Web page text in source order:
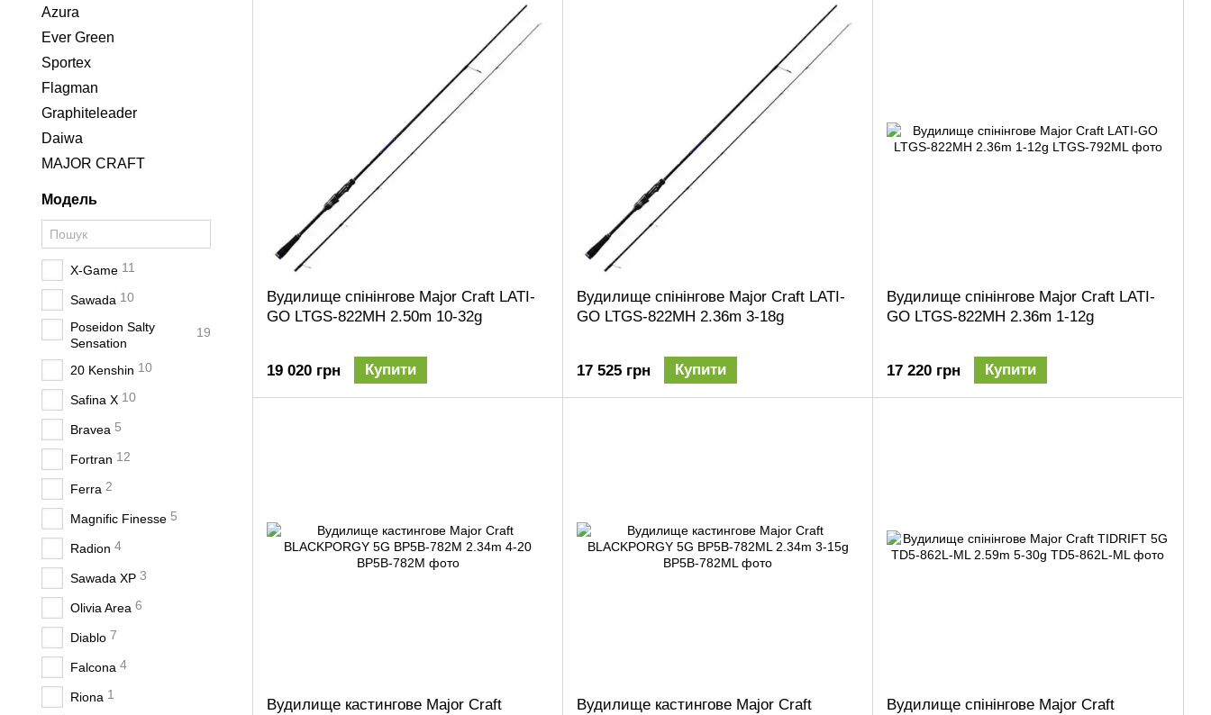
Вудилище спінінгове Major Craft LATI-
GO LTGS-822MH 2.50m 10-32g
19 020 грн Купити
Вудилище спінінгове Major Craft LATI-
GO LTGS-822MH 2.36m 3-18g
17 525 грн Купити
Вудилище спінінгове Major Craft LATI-
GO LTGS-822MH 2.36m 1-12g
17 220 грн Купити
Вудилище кастингове Major Craft
Вудилище кастингове Major Craft
Вудилище спінінгове Major Craft
Azura
Ever Green
Sportex
Flagman
Graphiteleader
Daiwa
MAJOR CRAFT
Модель
X-Game 11
Sawada 10
Poseidon Salty
Sensation
19
20 Kenshin 10
Safina X 10
Bravea 5
Fortran 12
Ferra 2
Magnific Finesse 5
Radion 4
Sawada XP 3
Olivia Area 6
Diablo 7
Falcona 4
Riona 1